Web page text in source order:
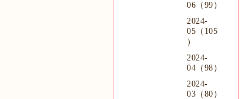
06（99）
2024-
05（105
）
2024-
04（98）
2024-
03（80）